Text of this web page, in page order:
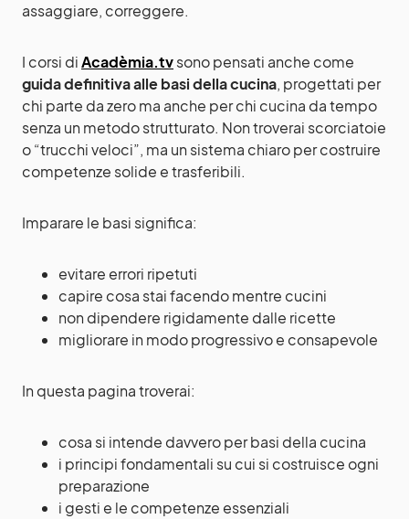
assaggiare, correggere.
I corsi diAcadèmia.tvsono pensati anche come
guida definitiva alle basi della cucina, progettati per
chi parte da zero ma anche per chi cucina da tempo
senza un metodo strutturato. Non troverai scorciatoie
o “trucchi veloci”, ma un sistema chiaro per costruire
competenze solide e trasferibili.
Imparare le basi significa:
evitare errori ripetuti
capire cosa stai facendo mentre cucini
non dipendere rigidamente dalle ricette
migliorare in modo progressivo e consapevole
In questa pagina troverai:
cosa si intende davvero per basi della cucina
i principi fondamentali su cui si costruisce ogni
preparazione
i gesti e le competenze essenziali